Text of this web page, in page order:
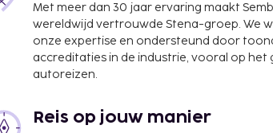
Met meer dan 30 jaar ervaring maakt
wereldwijd vertrouwde Stena-groep. We
onze expertise en ondersteund door
accreditaties in de industrie, vooral op het
autoreizen.
Reis op jouw manier